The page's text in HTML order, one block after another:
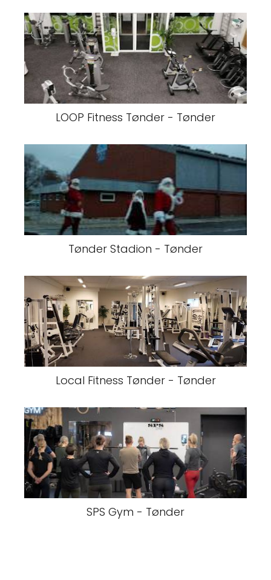
LOOP Fitness Tønder - Tønder
Tønder Stadion - Tønder
Local Fitness Tønder - Tønder
SPS Gym - Tønder